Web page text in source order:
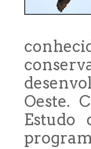
Oeste.
Estudo